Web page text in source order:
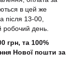
в цей же
після 13-00,
робочий день.
грн, та 100%
Нової пошти за